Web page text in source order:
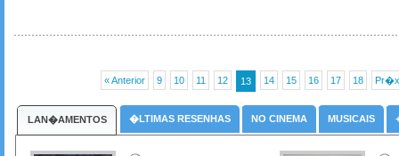
« Anterior 9 10 11 12 13 14 15 16 17 18
LAN�AMENTOS �LTIMAS RESENHAS NO CINEMA MUSICAIS